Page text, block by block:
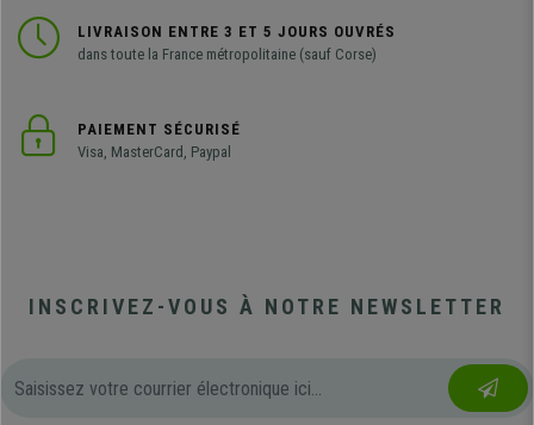
LIVRAISON ENTRE 3 ET 5 JOURS OUVRÉS
dans toute la France métropolitaine (sauf Corse)
PAIEMENT SÉCURISÉ
Visa, MasterCard, Paypal
INSCRIVEZ-VOUS À NOTRE NEWSLETTER